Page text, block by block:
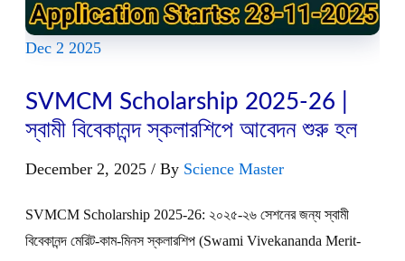
Dec 2 2025
SVMCM Scholarship 2025-26 |
স্বামী বিবেকানন্দ স্কলারশিপে আবেদন শুরু হল
December 2, 2025 / By Science Master
SVMCM Scholarship 2025-26: ২০২৫-২৬ সেশনের জন্য স্বামী
বিবেকানন্দ মেরিট-কাম-মিনস স্কলারশিপ (Swami Vivekananda Merit-